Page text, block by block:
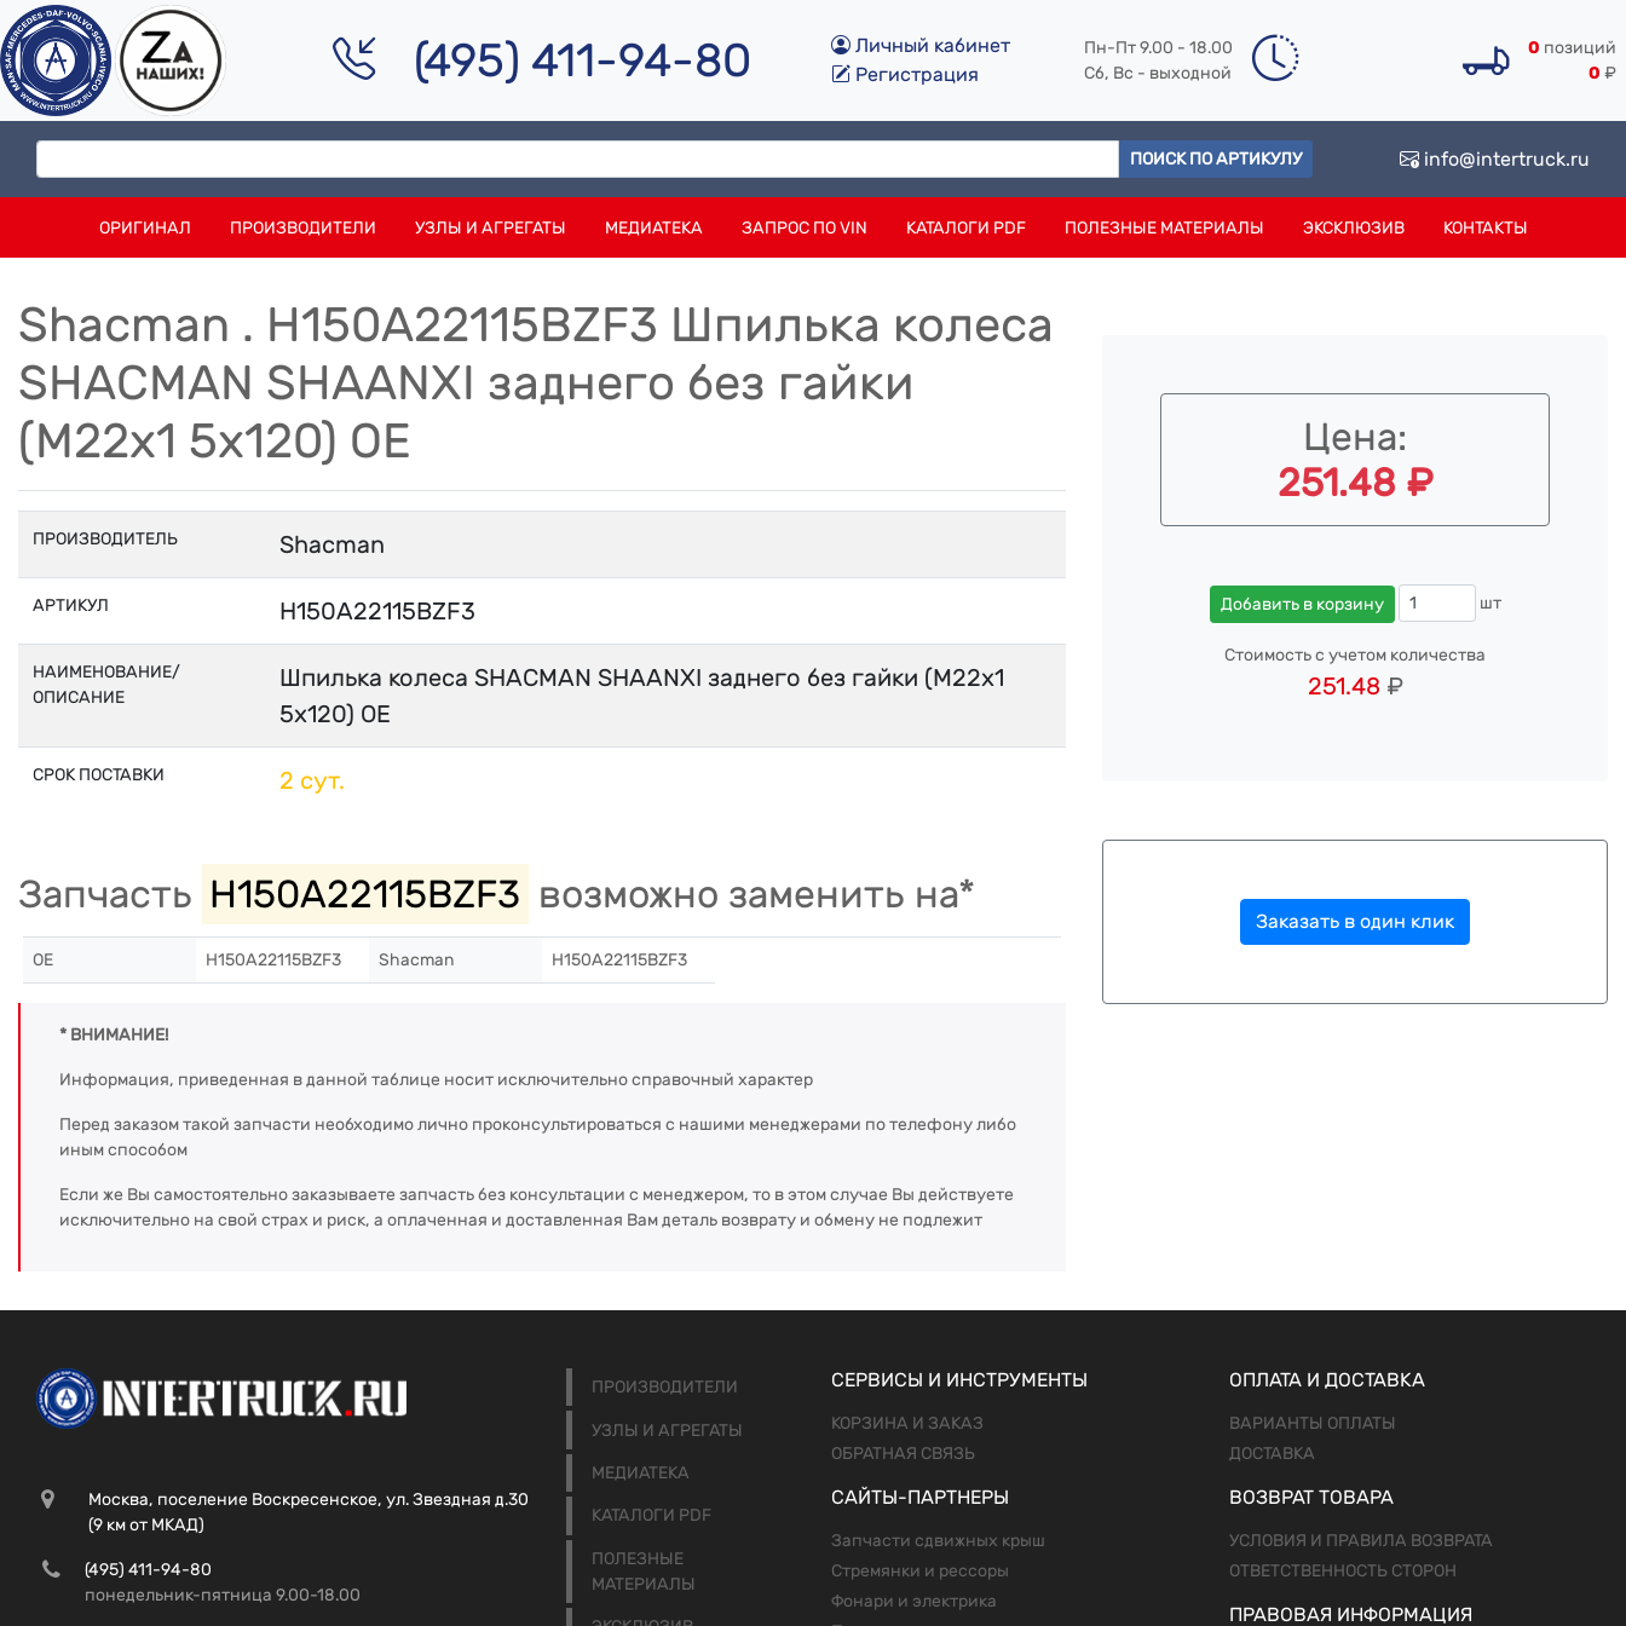
(495) 411-94-80
Личный кабинет
Регистрация
Пн-Пт 9.00 - 18.00
Сб, Вс - выходной
0 позиций
0 ₽
ПОИСК ПО АРТИКУЛУ info@intertruck.ru
ОРИГИНАЛ ПРОИЗВОДИТЕЛИ УЗЛЫ И АГРЕГАТЫ МЕДИАТЕКА ЗАПРОС ПО VIN КАТАЛОГИ PDF ПОЛЕЗНЫЕ МАТЕРИАЛЫ ЭКСКЛЮЗИВ КОНТАКТЫ
Shacman . H150A22115BZF3 Шпилька колеса
SHACMAN SHAANXI заднего без гайки
(M22х1 5х120) OE
ПРОИЗВОДИТЕЛЬ Shacman
АРТИКУЛ H150A22115BZF3
НАИМЕНОВАНИЕ/
ОПИСАНИЕ
Шпилька колеса SHACMAN SHAANXI заднего без гайки (M22х1
5х120) OE
СРОК ПОСТАВКИ 2 сут.
Запчасть H150A22115BZF3 возможно заменить на*
OE H150A22115BZF3 Shacman H150A22115BZF3
* ВНИМАНИЕ!
Информация, приведенная в данной таблице носит исключительно справочный характер
Перед заказом такой запчасти необходимо лично проконсультироваться с нашими менеджерами по телефону либо
иным способом
Если же Вы самостоятельно заказываете запчасть без консультации с менеджером, то в этом случае Вы действуете
исключительно на свой страх и риск, а оплаченная и доставленная Вам деталь возврату и обмену не подлежит
Цена:
251.48 ₽
Добавить в корзину шт
Стоимость с учетом количества
251.48 ₽
Заказать в один клик
Москва, поселение Воскресенское, ул. Звездная д.30
(9 км от МКАД)
(495) 411-94-80
понедельник-пятница 9.00-18.00
ПРОИЗВОДИТЕЛИ
УЗЛЫ И АГРЕГАТЫ
МЕДИАТЕКА
КАТАЛОГИ PDF
ПОЛЕЗНЫЕ
МАТЕРИАЛЫ
СЕРВИСЫ И ИНСТРУМЕНТЫ
КОРЗИНА И ЗАКАЗ
ОБРАТНАЯ СВЯЗЬ
САЙТЫ-ПАРТНЕРЫ
Запчасти сдвижных крыш
Стремянки и рессоры
Фонари и электрика
ОПЛАТА И ДОСТАВКА
ВАРИАНТЫ ОПЛАТЫ
ДОСТАВКА
ВОЗВРАТ ТОВАРА
УСЛОВИЯ И ПРАВИЛА ВОЗВРАТА
ОТВЕТСТВЕННОСТЬ СТОРОН
ПРАВОВАЯ ИНФОРМАЦИЯ